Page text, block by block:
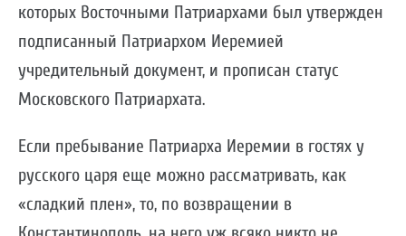
которых Восточными Патриархами был утвержден
подписанный Патриархом Иеремией
учредительный документ, и прописан статус
Московского Патриархата.
Если пребывание Патриарха Иеремии в гостях у
русского царя еще можно рассматривать, как
«сладкий плен», то, по возвращении в